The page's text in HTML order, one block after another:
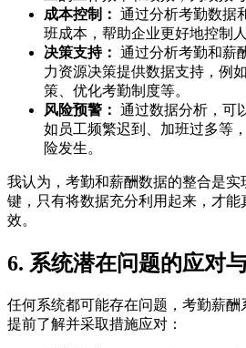
成本控制： 通过分析考勤数据
班成本，帮助企业更好地控制人
决策支持： 通过分析考勤和薪
力资源决策提供数据支持，例
策、优化考勤制度等。
风险预警： 通过数据分析，可
如员工频繁迟到、加班过多等
险发生。
我认为，考勤和薪酬数据的整合是
键，只有将数据充分利用起来，才
效。
6. 系统潜在问题的应对
任何系统都可能存在问题，考勤薪
提前了解并采取措施应对：